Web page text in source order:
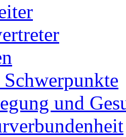
Schwerpunkte
und